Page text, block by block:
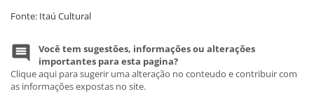
Fonte: Itaú Cultural
Você tem sugestões, informações ou alterações
importantes para esta pagina?
Clique aqui para sugerir uma alteração no conteudo e contribuir com
as informações expostas no site.